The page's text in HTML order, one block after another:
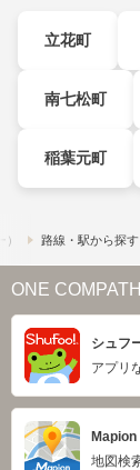
立花町
南七松町
稲葉元町
路線・駅から探す
ONE
シュフ
アプリ
Mapion
地図検